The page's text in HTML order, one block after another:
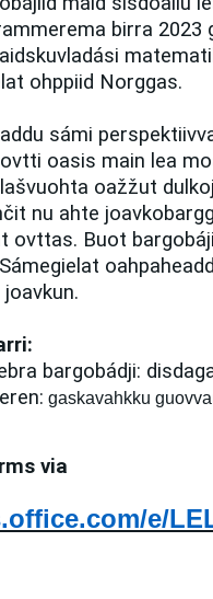
birra 2023
ohppiid Norggas.
sámi
oasis main lea
oažžut
nu ahte
ovttas. Buot
bargobádji:
: gaskavahkku
via
e/